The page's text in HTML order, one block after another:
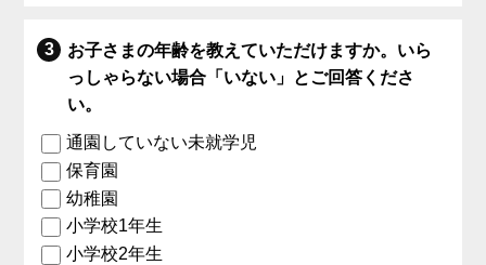
お子さまの年齢を教えていただけますか。いら
っしゃらない場合「いない」とご回答くださ
い。
通園していない未就学児
保育園
幼稚園
小学校1年生
小学校2年生